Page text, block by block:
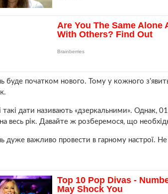
буде початком нового. Тому у кожного
такі дати називають «дзеркальними». Однак,
на весь рік. Давайте ж розберемося, що
дуже важливо провести в гарному настрої. Не